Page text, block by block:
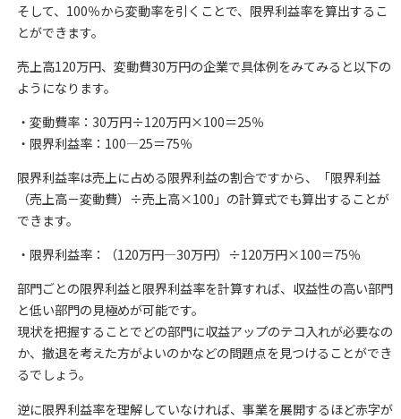
そして、100％から変動率を引くことで、限界利益率を算出するこ
とができます。
売上高120万円、変動費30万円の企業で具体例をみてみると以下の
ようになります。
・変動費率：30万円÷120万円×100＝25％
・限界利益率：100―25＝75％
限界利益率は売上に占める限界利益の割合ですから、「限界利益
（売上高－変動費）÷売上高×100」の計算式でも算出することが
できます。
・限界利益率：（120万円―30万円）÷120万円×100＝75％
部門ごとの限界利益と限界利益率を計算すれば、収益性の高い部門
と低い部門の見極めが可能です。
現状を把握することでどの部門に収益アップのテコ入れが必要なの
か、撤退を考えた方がよいのかなどの問題点を見つけることができ
るでしょう。
逆に限界利益率を理解していなければ、事業を展開するほど赤字が